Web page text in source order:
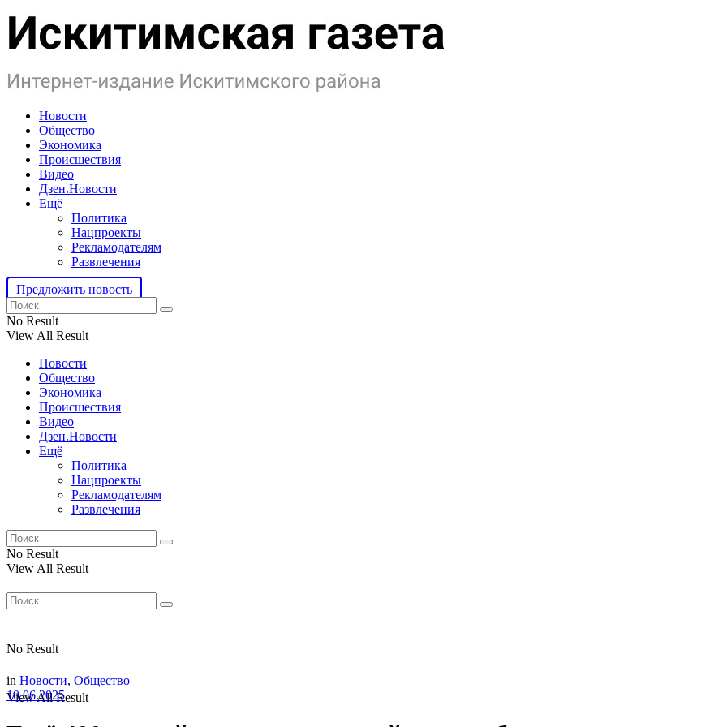
Новости
Общество
Экономика
Происшествия
Видео
Дзен.Новости
Ещё
Политика
Нацпроекты
Рекламодателям
Развлечения
Предложить новость
No Result
View All Result
Новости
Общество
Экономика
Происшествия
Видео
Дзен.Новости
Ещё
Политика
Нацпроекты
Рекламодателям
Развлечения
No Result
View All Result
No Result
View All Result
in Новости, Общество
10.06.2025